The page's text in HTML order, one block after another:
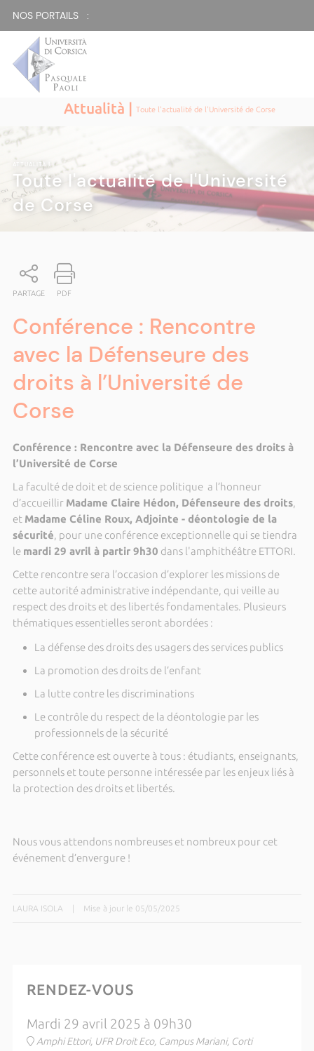
NOS PORTAILS :
Attualità |Toute l'actualité de l'Université de Corse
ATTUALITÀ|
Toute l'actualité de l'Université
de Corse
PARTAGE PDF
Conférence : Rencontre
avec la Défenseure des
droits à l’Université de
Corse
Conférence : Rencontre avec la Défenseure des droits à
l’Université de Corse
La faculté de doit et de science politique a l’honneur
d’accueillir Madame Claire Hédon, Défenseure des droits,
et Madame Céline Roux, Adjointe - déontologie de la
sécurité, pour une conférence exceptionnelle qui se tiendra
le mardi 29 avril à partir 9h30 dans l'amphithéâtre ETTORI.
Cette rencontre sera l’occasion d’explorer les missions de
cette autorité administrative indépendante, qui veille au
respect des droits et des libertés fondamentales. Plusieurs
thématiques essentielles seront abordées :
La défense des droits des usagers des services publics
La promotion des droits de l’enfant
La lutte contre les discriminations
Le contrôle du respect de la déontologie par les
professionnels de la sécurité
Cette conférence est ouverte à tous : étudiants, enseignants,
personnels et toute personne intéressée par les enjeux liés à
la protection des droits et libertés.
Nous vous attendons nombreuses et nombreux pour cet
événement d’envergure !
LAURA ISOLA Mise à jour le 05/05/2025
RENDEZ-VOUS
Mardi 29 avril 2025 à 09h30
Amphi Ettori, UFR Droit Eco, Campus Mariani, Corti